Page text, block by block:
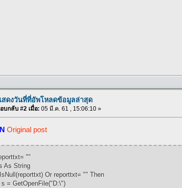
สดงวันที่ที่อัพโหลดข้อมูลล่าสุด
บกลับ #2 เมื่อ: 05 มี.ค. 61 , 15:06:10 »
Original post
""
As String
Or reporttxt= "" Then
GetOpenFile("D:\")